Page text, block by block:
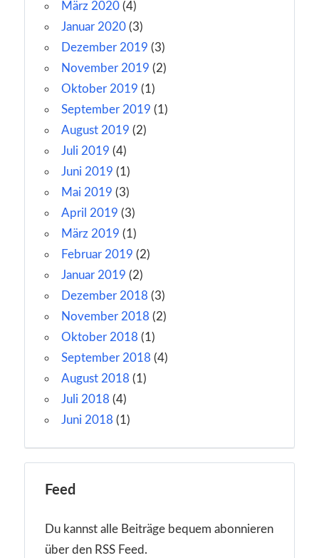
März 2020 (4)
Januar 2020 (3)
Dezember 2019 (3)
November 2019 (2)
Oktober 2019 (1)
September 2019 (1)
August 2019 (2)
Juli 2019 (4)
Juni 2019 (1)
Mai 2019 (3)
April 2019 (3)
März 2019 (1)
Februar 2019 (2)
Januar 2019 (2)
Dezember 2018 (3)
November 2018 (2)
Oktober 2018 (1)
September 2018 (4)
August 2018 (1)
Juli 2018 (4)
Juni 2018 (1)
Feed
Du kannst alle Beiträge bequem abonnieren
über den RSS Feed.